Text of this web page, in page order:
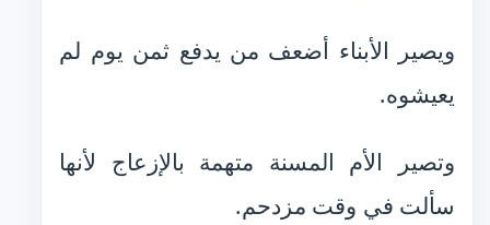
ويصير الأبناء أضعف من يدفع ثمن يوم لم
يعيشوه.
وتصير الأم المسنة متهمة بالإزعاج لأنها
سألت في وقت مزدحم.